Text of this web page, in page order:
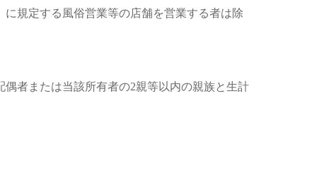
規定する風俗営業等の店舗を営業する者は除
者または当該所有者の2親等以内の親族と生計